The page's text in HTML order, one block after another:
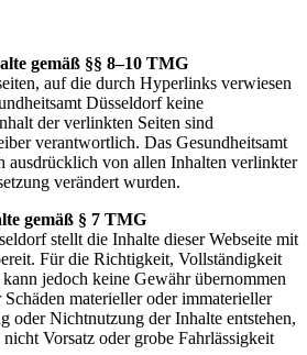
gemäß §§ 8–10 TMG
auf die durch Hyperlinks verwiesen
Düsseldorf keine
der verlinkten Seiten sind
verantwortlich. Das Gesundheitsamt
ausdrücklich von allen Inhalten verlinkter
verändert wurden.
gemäß § 7 TMG
stellt die Inhalte dieser Webseite mit
Für die Richtigkeit, Vollständigkeit
jedoch keine Gewähr übernommen
materieller oder immaterieller
oder Nichtnutzung der Inhalte entstehen,
nicht Vorsatz oder grobe Fahrlässigkeit